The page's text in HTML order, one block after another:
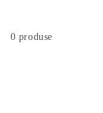
0 produse